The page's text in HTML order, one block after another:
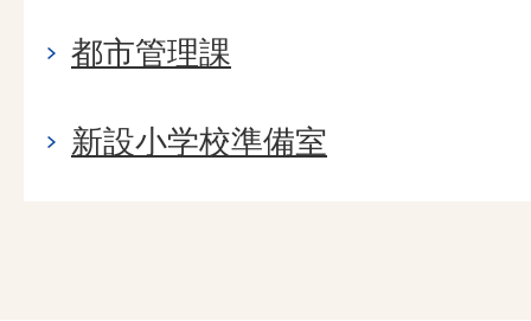
都市管理課
新設小学校準備室